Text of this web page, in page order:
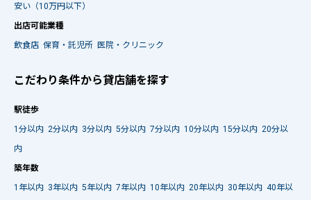
安い（10万円以下）
出店可能業種
飲食店 保育・託児所 医院・クリニック
こだわり条件から貸店舗を探す
駅徒歩
1分以内 2分以内 3分以内 5分以内 7分以内 10分以内 15分以内 20分以
内
築年数
1年以内 3年以内 5年以内 7年以内 10年以内 20年以内 30年以内 40年以